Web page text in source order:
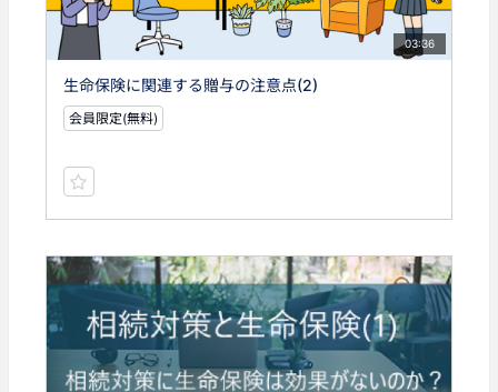
03:36
生命保険に関連する贈与の注意点(2)
会員限定(無料)